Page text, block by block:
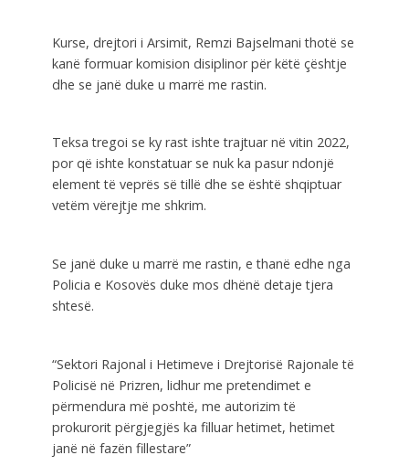
Kurse, drejtori i Arsimit, Remzi Bajselmani thotë se
kanë formuar komision disiplinor për këtë çështje
dhe se janë duke u marrë me rastin.
Teksa tregoi se ky rast ishte trajtuar në vitin 2022,
por që ishte konstatuar se nuk ka pasur ndonjë
element të veprës së tillë dhe se është shqiptuar
vetëm vërejtje me shkrim.
Se janë duke u marrë me rastin, e thanë edhe nga
Policia e Kosovës duke mos dhënë detaje tjera
shtesë.
“Sektori Rajonal i Hetimeve i Drejtorisë Rajonale të
Policisë në Prizren, lidhur me pretendimet e
përmendura më poshtë, me autorizim të
prokurorit përgjegjës ka filluar hetimet, hetimet
janë në fazën fillestare”